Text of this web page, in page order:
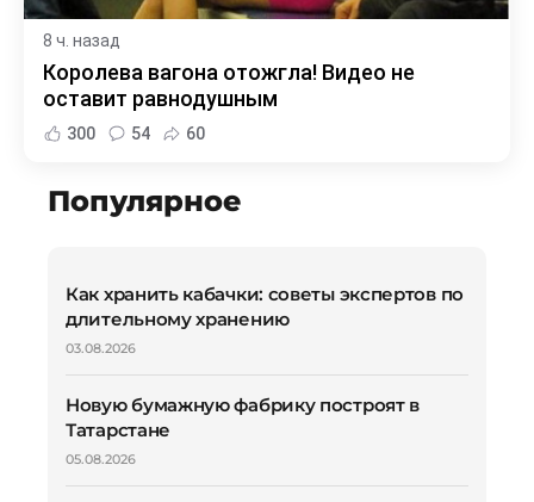
8 ч. назад
Королева вагона отожгла! Видео не
оставит равнодушным
300 54 60
Популярное
Как хранить кабачки: советы экспертов по
длительному хранению
03.08.2026
Новую бумажную фабрику построят в
Татарстане
05.08.2026